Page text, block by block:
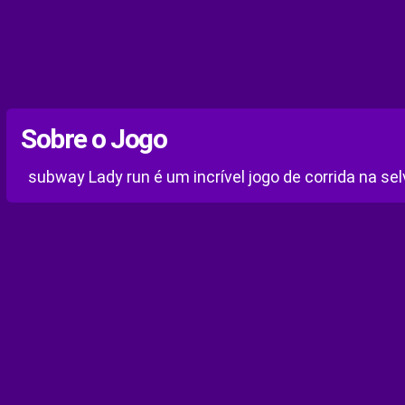
Sobre o Jogo
subway Lady run é um incrível jogo de corrida na